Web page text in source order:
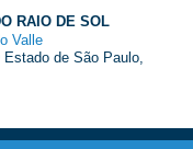
RAIO DE SOL
Valle
de São Paulo,